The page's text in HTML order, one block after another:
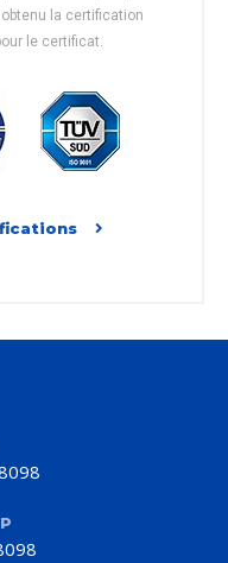
la certification
le certificat.